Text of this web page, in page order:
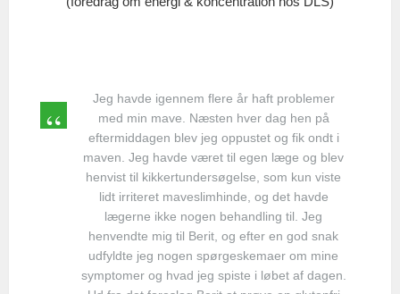
Jeg havde igennem flere år haft problemer
med min mave. Næsten hver dag hen på
eftermiddagen blev jeg oppustet og fik ondt i
maven. Jeg havde været til egen læge og blev
henvist til kikkertundersøgelse, som kun viste
lidt irriteret maveslimhinde, og det havde
lægerne ikke nogen behandling til. Jeg
henvendte mig til Berit, og efter en god snak
udfyldte jeg nogen spørgeskemaer om mine
symptomer og hvad jeg spiste i løbet af dagen.